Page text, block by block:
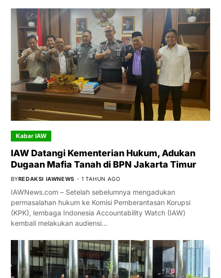
Kabar IAW
IAW Datangi Kementerian Hukum, Adukan
Dugaan Mafia Tanah di BPN Jakarta Timur
BYREDAKSI IAWNEWS 1 TAHUN AGO
IAWNews.com – Setelah sebelumnya mengadukan
permasalahan hukum ke Komisi Pemberantasan Korupsi
(KPK), lembaga Indonesia Accountability Watch (IAW)
kembali melakukan audiensi…